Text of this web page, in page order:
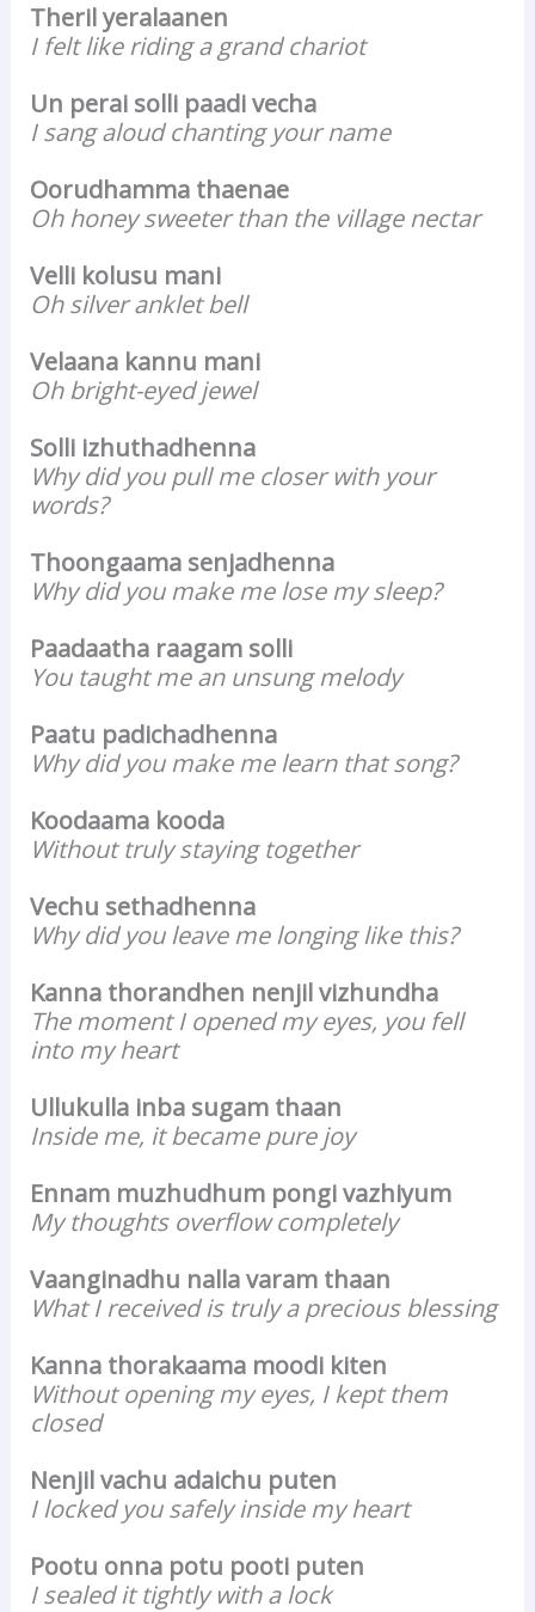
Theril yeralaanen
I felt like riding a grand chariot
Un perai solli paadi vecha
I sang aloud chanting your name
Oorudhamma thaenae
Oh honey sweeter than the village nectar
Velli kolusu mani
Oh silver anklet bell
Velaana kannu mani
Oh bright-eyed jewel
Solli izhuthadhenna
Why did you pull me closer with your
words?
Thoongaama senjadhenna
Why did you make me lose my sleep?
Paadaatha raagam solli
You taught me an unsung melody
Paatu padichadhenna
Why did you make me learn that song?
Koodaama kooda
Without truly staying together
Vechu sethadhenna
Why did you leave me longing like this?
Kanna thorandhen nenjil vizhundha
The moment I opened my eyes, you fell
into my heart
Ullukulla inba sugam thaan
Inside me, it became pure joy
Ennam muzhudhum pongi vazhiyum
My thoughts overflow completely
Vaanginadhu nalla varam thaan
What I received is truly a precious blessing
Kanna thorakaama moodi kiten
Without opening my eyes, I kept them
closed
Nenjil vachu adaichu puten
I locked you safely inside my heart
Pootu onna potu pooti puten
I sealed it tightly with a lock